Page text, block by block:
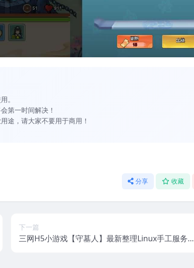
。
第一时间解决！
途，请大家不要用于商用！
分享 收藏
下一篇
三网H5小游戏【守墓人】最新整理Linux手工服务端